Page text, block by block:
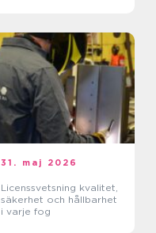
31. maj 2026
Licenssvetsning kvalitet,
säkerhet och hållbarhet
i varje fog